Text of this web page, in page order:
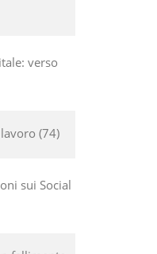
verso
74
sui Social